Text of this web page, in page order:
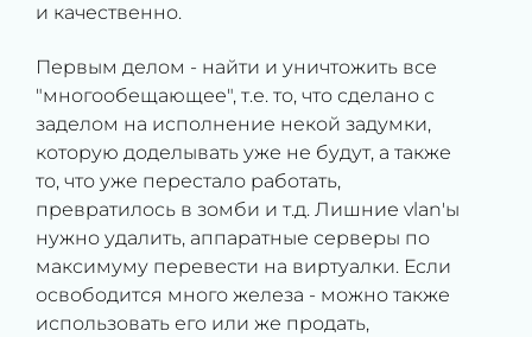
и качественно.
Первым делом - найти и уничтожить все
"многообещающее", т.е. то, что сделано с
заделом на исполнение некой задумки,
которую доделывать уже не будут, а также
то, что уже перестало работать,
превратилось в зомби и т.д. Лишние vlan'ы
нужно удалить, аппаратные серверы по
максимуму перевести на виртуалки. Если
освободится много железа - можно также
использовать его или же продать,